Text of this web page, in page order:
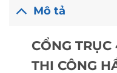
Mô tả
CỔNG
THI CÔNG